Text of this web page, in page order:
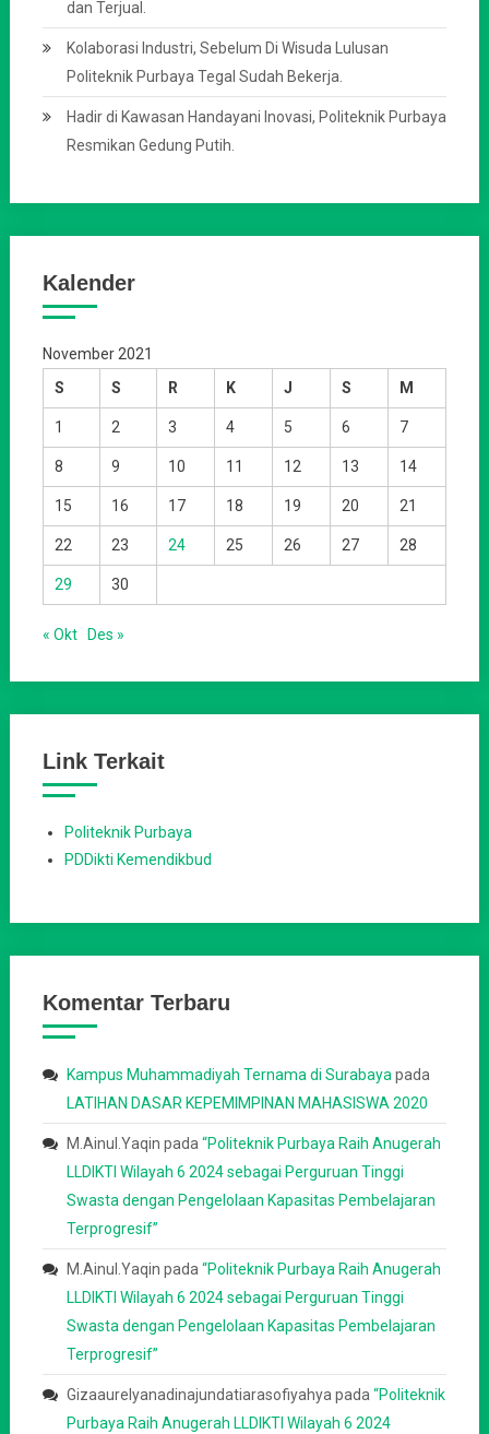
dan Terjual.
Kolaborasi Industri, Sebelum Di Wisuda Lulusan
Politeknik Purbaya Tegal Sudah Bekerja.
Hadir di Kawasan Handayani Inovasi, Politeknik Purbaya
Resmikan Gedung Putih.
Kalender
November 2021
S
S R K J S M
1 2 3 4 5 6 7
8 9 10 11 12 13 14
15 16 17 18 19 20 21
22 23 24 25 26 27 28
29 30
« Okt Des »
Link Terkait
Politeknik Purbaya
PDDikti Kemendikbud
Komentar Terbaru
Kampus Muhammadiyah Ternama di Surabaya pada
LATIHAN DASAR KEPEMIMPINAN MAHASISWA 2020
M.Ainul.Yaqin pada “Politeknik Purbaya Raih Anugerah
LLDIKTI Wilayah 6 2024 sebagai Perguruan Tinggi
Swasta dengan Pengelolaan Kapasitas Pembelajaran
Terprogresif”
M.Ainul.Yaqin pada “Politeknik Purbaya Raih Anugerah
LLDIKTI Wilayah 6 2024 sebagai Perguruan Tinggi
Swasta dengan Pengelolaan Kapasitas Pembelajaran
Terprogresif”
Gizaaurelyanadinajundatiarasofiyahya pada “Politeknik
Purbaya Raih Anugerah LLDIKTI Wilayah 6 2024